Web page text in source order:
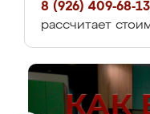
8 (926) 409-68-13
рассчитает